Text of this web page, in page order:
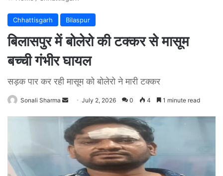
Chhattisgarh Bilaspur
बिलासपुर में बोलेरो की टक्कर से मासूम
बच्ची गंभीर घायल
सड़क पार कर रही मासूम को बोलेरो ने मारी टक्कर
Sonali Sharma
n
a
n
e
July 2, 2026 0 4 1 minute read